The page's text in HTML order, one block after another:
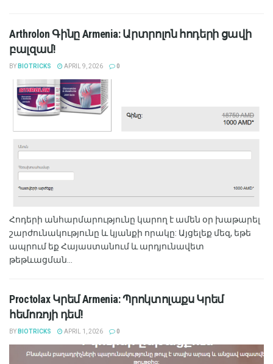
Arthrolon Գինը Armenia: Արտրոլոն հոդերի ցավի
բալզամ!
BY BIOTRICKS APRIL 9, 2026 0
Հոդերի անհարմարությունը կարող է ամեն օր խաթարել
շարժունակությունը և կյանքի որակը: Այցելեք մեզ, եթե
ապրում եք Հայաստանում և արդյունավետ
թեթևացման...
Proctolax Կրեմ Armenia: Պրոկտոլաքս Կրեմ
հեմոռոյի դեմ!
BY BIOTRICKS APRIL 1, 2026 0